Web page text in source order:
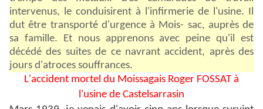
intervenus, le conduisirent à l'infirmerie de l'usine. Il
dut être transporté d'urgence à Mois- sac, auprès de
sa famille. Et nous apprenons avec peine qu'il est
décédé des suites de ce navrant accident, après des
jours d'atroces souffrances.
L'accident mortel du Moissagais Roger FOSSAT à
l'usine de Castelsarrasin